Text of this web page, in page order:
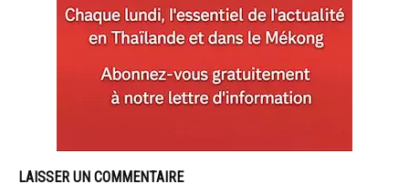
LAISSER UN COMMENTAIRE